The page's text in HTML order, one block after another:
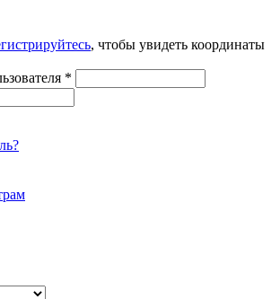
, чтобы увидеть координаты
*